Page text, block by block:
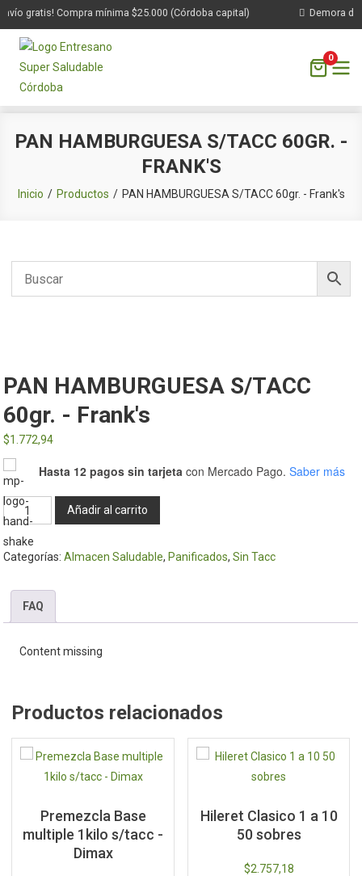
gratis! Compra mínima $25.000 (Córdoba capital) Demora de
0
PAN HAMBURGUESA S/TACC 60GR. -
FRANK'S
Inicio Productos PAN HAMBURGUESA S/TACC 60gr. - Frank's
PAN HAMBURGUESA S/TACC
60gr. - Frank's
$1.772,94
Hasta 12 pagos sin tarjeta con Mercado Pago. Saber más
PAN
HAMBURGUESA
S/TACC
Frank's
cantidad
Añadir al carrito
Categorías:Almacen Saludable, Panificados,Sin Tacc
FAQ
Content missing
Productos relacionados
Premezcla Base
multiple 1kilo s/tacc -
Dimax
Hileret Clasico 1 a 10
50 sobres
$2.757,18